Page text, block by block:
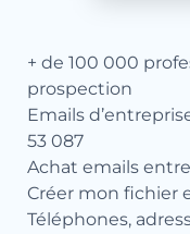
+ de 100 000
prospection
Emails
53 087
Achat emails
Créer mon fichier
Téléphones,